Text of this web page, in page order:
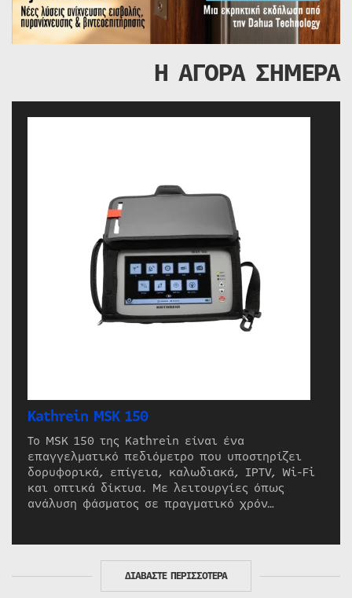
Η ΑΓΟΡΑ ΣΗΜΕΡΑ
Kathrein MSK 150
Το MSK 150 της Kathrein είναι ένα
επαγγελματικό πεδιόμετρο που υποστηρίζει
δορυφορικά, επίγεια, καλωδιακά, IPTV, Wi-Fi
και οπτικά δίκτυα. Με λειτουργίες όπως
ανάλυση φάσματος σε πραγματικό χρόν…
ΔΙΑΒΑΣΤΕ ΠΕΡΙΣΣΟΤΕΡΑ